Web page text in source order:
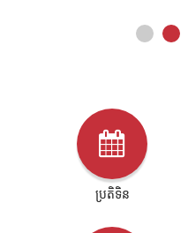
ប្រតិទិន